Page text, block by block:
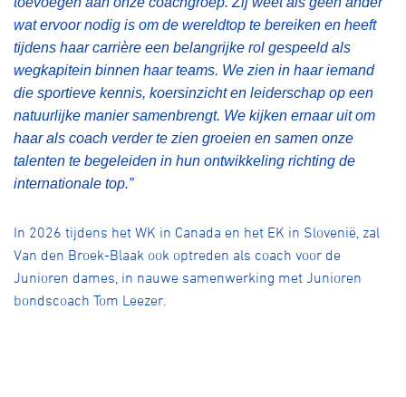
wat ervoor nodig is om de wereldtop te bereiken en heeft
tijdens haar carrière een belangrijke rol gespeeld als
wegkapitein binnen haar teams. We zien in haar iemand
die sportieve kennis, koersinzicht en leiderschap op een
natuurlijke manier samenbrengt. We kijken ernaar uit om
haar als coach verder te zien groeien en samen onze
talenten te begeleiden in hun ontwikkeling richting de
internationale top.”
In 2026 tijdens het WK in Canada en het EK in Slovenië, zal
Van den Broek-Blaak ook optreden als coach voor de
Junioren dames, in nauwe samenwerking met Junioren
bondscoach Tom Leezer.